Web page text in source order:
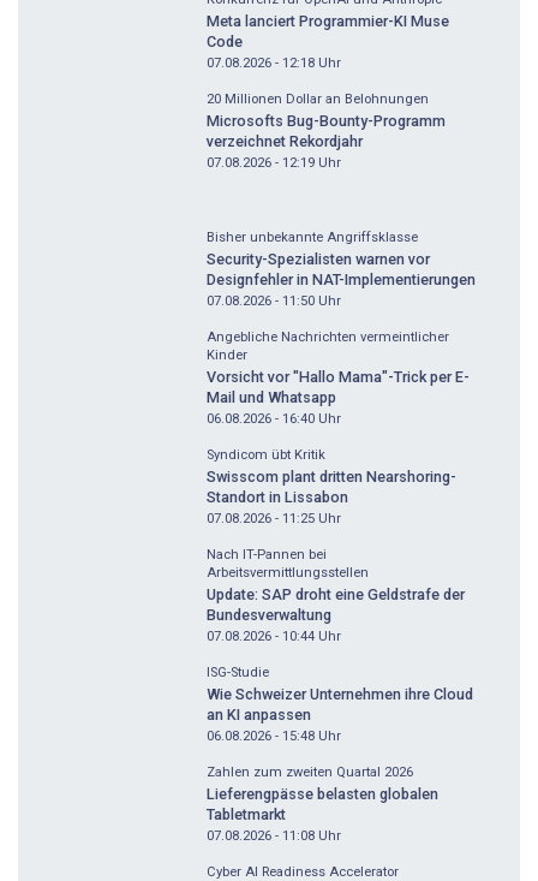
Meta lanciert Programmier-KI Muse
Code
07.08.2026 - 12:18 Uhr
20 Millionen Dollar an Belohnungen
Microsofts Bug-Bounty-Programm
verzeichnet Rekordjahr
07.08.2026 - 12:19 Uhr
Bisher unbekannte Angriffsklasse
Security-Spezialisten warnen vor
Designfehler in NAT-Implementierungen
07.08.2026 - 11:50 Uhr
Angebliche Nachrichten vermeintlicher
Kinder
Vorsicht vor "Hallo Mama"-Trick per E-
Mail und Whatsapp
06.08.2026 - 16:40 Uhr
Syndicom übt Kritik
Swisscom plant dritten Nearshoring-
Standort in Lissabon
07.08.2026 - 11:25 Uhr
Nach IT-Pannen bei
Arbeitsvermittlungsstellen
Update: SAP droht eine Geldstrafe der
Bundesverwaltung
07.08.2026 - 10:44 Uhr
ISG-Studie
Wie Schweizer Unternehmen ihre Cloud
an KI anpassen
06.08.2026 - 15:48 Uhr
Zahlen zum zweiten Quartal 2026
Lieferengpässe belasten globalen
Tabletmarkt
07.08.2026 - 11:08 Uhr
Cyber AI Readiness Accelerator